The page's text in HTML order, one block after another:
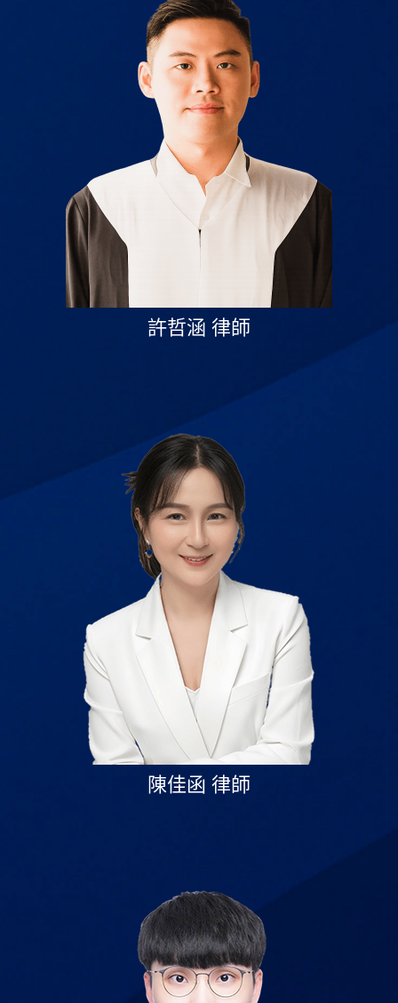
許哲涵 律師
陳佳函 律師